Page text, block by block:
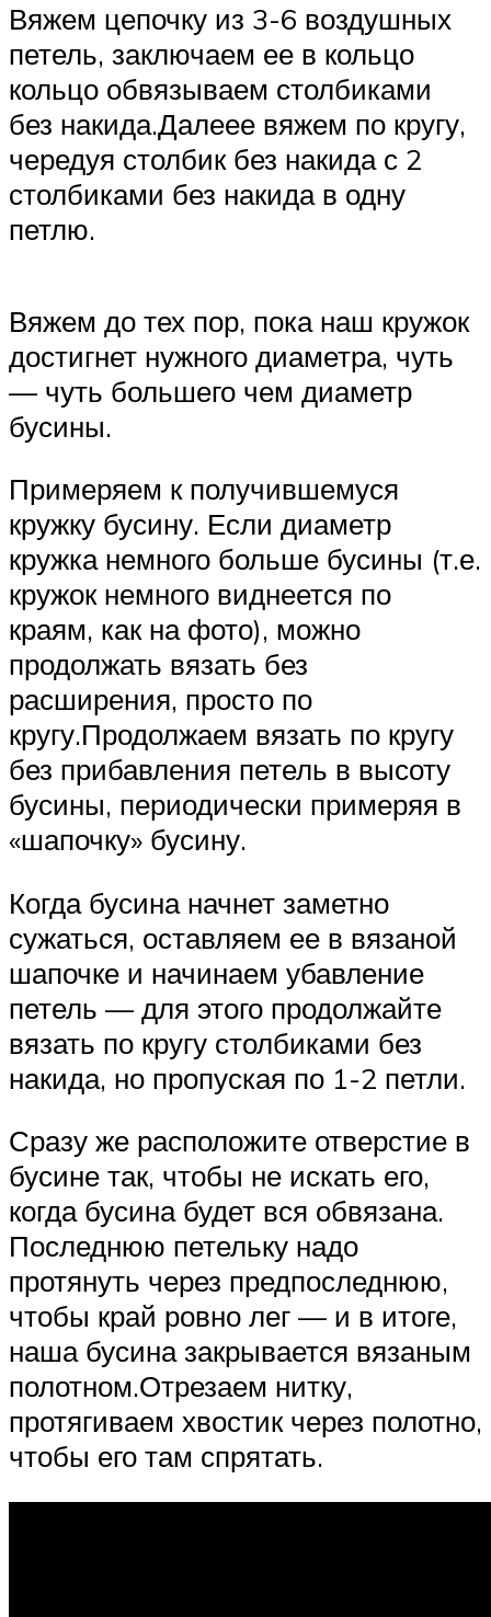
Вяжем цепочку из 3-6 воздушных
петель, заключаем ее в кольцо
кольцо обвязываем столбиками
без накида.Далеее вяжем по кругу,
чередуя столбик без накида с 2
столбиками без накида в одну
петлю.
Вяжем до тех пор, пока наш кружок
достигнет нужного диаметра, чуть
— чуть большего чем диаметр
бусины.
Примеряем к получившемуся
кружку бусину. Если диаметр
кружка немного больше бусины (т.е.
кружок немного виднеется по
краям, как на фото), можно
продолжать вязать без
расширения, просто по
кругу.Продолжаем вязать по кругу
без прибавления петель в высоту
бусины, периодически примеряя в
«шапочку» бусину.
Когда бусина начнет заметно
сужаться, оставляем ее в вязаной
шапочке и начинаем убавление
петель — для этого продолжайте
вязать по кругу столбиками без
накида, но пропуская по 1-2 петли.
Сразу же расположите отверстие в
бусине так, чтобы не искать его,
когда бусина будет вся обвязана.
Последнюю петельку надо
протянуть через предпоследнюю,
чтобы край ровно лег — и в итоге,
наша бусина закрывается вязаным
полотном.Отрезаем нитку,
протягиваем хвостик через полотно,
чтобы его там спрятать.